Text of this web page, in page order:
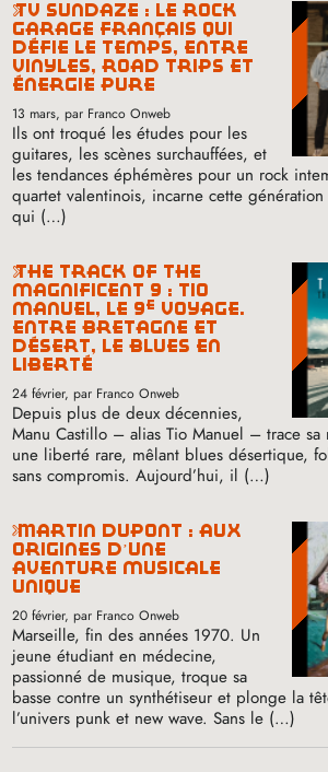
tv sundaze : le rock
garage français qui
défie le temps, entre
vinyles, road trips et
énergie pure
13 mars, par Franco Onweb
Ils ont troqué les études pour les
guitares, les scènes surchauffées, et
les tendances éphémères pour un rock
quartet valentinois, incarne cette
qui (…)
the track of the
magnificent 9 : tio
manuel, le 9e voyage.
entre bretagne et
désert, le blues en
liberté
24 février, par Franco Onweb
Depuis plus de deux décennies,
Manu Castillo – alias Tio Manuel – trace sa
une liberté rare, mêlant blues désertique,
sans compromis. Aujourd’hui, il (…)
martin dupont : aux
origines d’une
aventure musicale
unique
20 février, par Franco Onweb
Marseille, fin des années 1970. Un
jeune étudiant en médecine,
passionné de musique, troque sa
basse contre un synthétiseur et plonge la
l’univers punk et new wave. Sans le (…)